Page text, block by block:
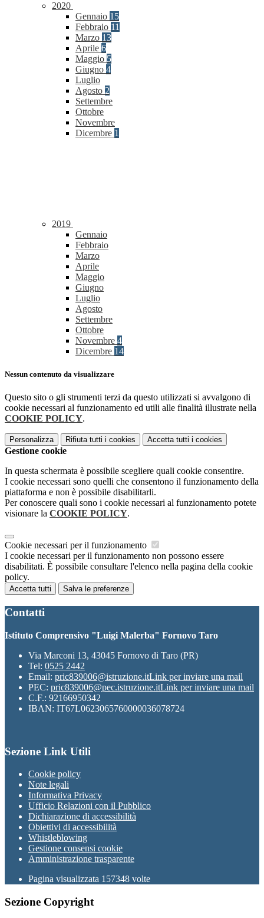
2020
Gennaio 15
Febbraio 11
Marzo 13
Aprile 6
Maggio 5
Giugno 4
Luglio
Agosto 2
Settembre
Ottobre
Novembre
Dicembre 1
2019
Gennaio
Febbraio
Marzo
Aprile
Maggio
Giugno
Luglio
Agosto
Settembre
Ottobre
Novembre 4
Dicembre 14
Nessun contenuto da visualizzare
Questo sito o gli strumenti terzi da questo utilizzati si avvalgono di
cookie necessari al funzionamento ed utili alle finalità illustrate nella
COOKIE POLICY.
Personalizza Rifiuta tutti i cookies Accetta tutti i cookies
Gestione cookie
In questa schermata è possibile scegliere quali cookie consentire.
I cookie necessari sono quelli che consentono il funzionamento della
piattaforma e non è possibile disabilitarli.
Per conoscere quali sono i cookie necessari al funzionamento potete
visionare la COOKIE POLICY.
Cookie necessari per il funzionamento
I cookie necessari per il funzionamento non possono essere
disabilitati. È possibile consultare l'elenco nella pagina della cookie
policy.
Accetta tutti Salva le preferenze
Contatti
Istituto Comprensivo "Luigi Malerba" Fornovo Taro
Via Marconi 13, 43045 Fornovo di Taro (PR)
Tel: 0525 2442
Email: pric839006@istruzione.itLink per inviare una mail
PEC: pric839006@pec.istruzione.itLink per inviare una mail
C.F.: 92166950342
IBAN: IT67L0623065760000036078724
Sezione Link Utili
Cookie policy
Note legali
Informativa Privacy
Ufficio Relazioni con il Pubblico
Dichiarazione di accessibilità
Obiettivi di accessibilità
Whistleblowing
Gestione consensi cookie
Amministrazione trasparente
Pagina visualizzata 157348 volte
Sezione Copyright